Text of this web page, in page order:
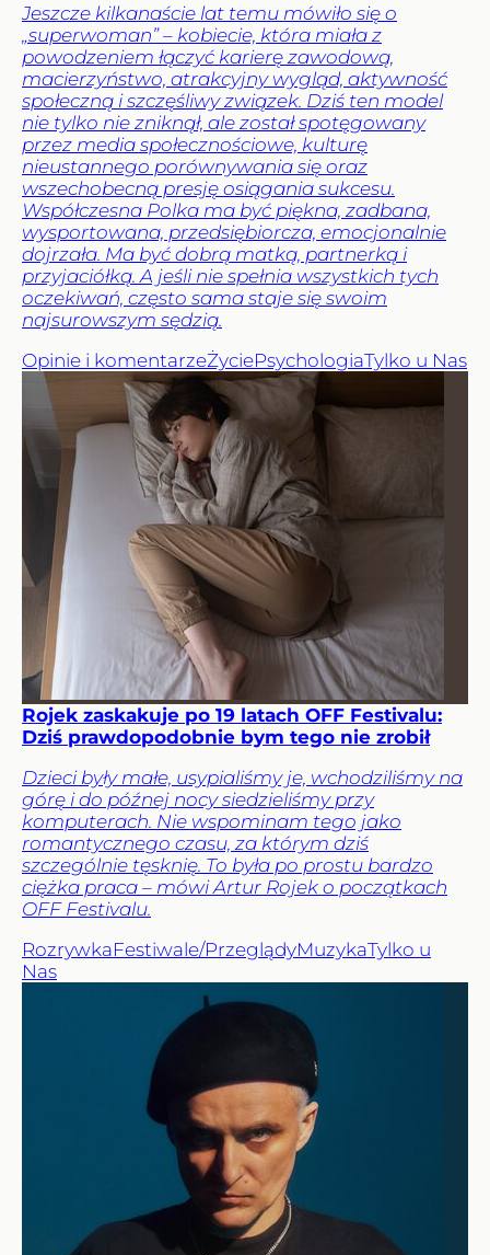
Jeszcze kilkanaście lat temu mówiło się o
„superwoman” – kobiecie, która miała z
powodzeniem łączyć karierę zawodową,
macierzyństwo, atrakcyjny wygląd, aktywność
społeczną i szczęśliwy związek. Dziś ten model
nie tylko nie zniknął, ale został spotęgowany
przez media społecznościowe, kulturę
nieustannego porównywania się oraz
wszechobecną presję osiągania sukcesu.
Współczesna Polka ma być piękna, zadbana,
wysportowana, przedsiębiorcza, emocjonalnie
dojrzała. Ma być dobrą matką, partnerką i
przyjaciółką. A jeśli nie spełnia wszystkich tych
oczekiwań, często sama staje się swoim
najsurowszym sędzią.
Opinie i komentarzeŻyciePsychologiaTylko u Nas
Rojek zaskakuje po 19 latach OFF Festivalu:
Dziś prawdopodobnie bym tego nie zrobił
Dzieci były małe, usypialiśmy je, wchodziliśmy na
górę i do późnej nocy siedzieliśmy przy
komputerach. Nie wspominam tego jako
romantycznego czasu, za którym dziś
szczególnie tęsknię. To była po prostu bardzo
ciężka praca – mówi Artur Rojek o początkach
OFF Festivalu.
RozrywkaFestiwale/PrzeglądyMuzykaTylko u
Nas